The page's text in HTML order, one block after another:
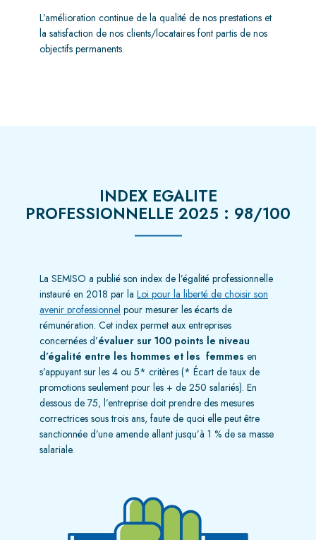
L’amélioration continue de la qualité de nos prestations et
la satisfaction de nos clients/locataires font partis de nos
objectifs permanents.
INDEX EGALITE
PROFESSIONNELLE 2025 : 98/100
La SEMISO a publié son index de l’égalité professionnelle
instauré en 2018 par la Loi pour la liberté de choisir son
avenir professionnel pour mesurer les écarts de
rémunération. Cet index permet aux entreprises
concernées d’évaluer sur 100 points le niveau
d’égalité entre les hommes et les femmes en
s’appuyant sur les 4 ou 5* critères (* Écart de taux de
promotions seulement pour les + de 250 salariés). En
dessous de 75, l’entreprise doit prendre des mesures
correctrices sous trois ans, faute de quoi elle peut être
sanctionnée d’une amende allant jusqu’à 1 % de sa masse
salariale.